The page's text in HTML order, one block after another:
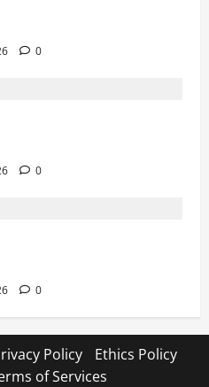
0
0
0
Policy
Ethics Policy
of Services